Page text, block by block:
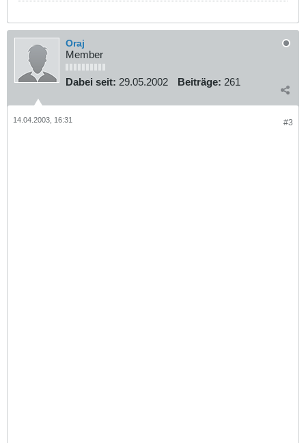
Oraj
Member
Dabei seit: 29.05.2002 Beiträge: 261
#3
14.04.2003, 16:31